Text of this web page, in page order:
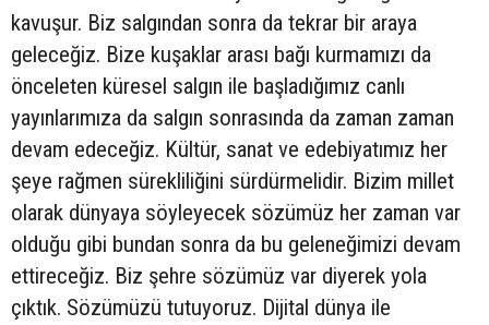
kavuşur. Biz salgından sonra da tekrar bir araya
geleceğiz. Bize kuşaklar arası bağı kurmamızı da
önceleten küresel salgın ile başladığımız canlı
yayınlarımıza da salgın sonrasında da zaman zaman
devam edeceğiz. Kültür, sanat ve edebiyatımız her
şeye rağmen sürekliliğini sürdürmelidir. Bizim millet
olarak dünyaya söyleyecek sözümüz her zaman var
olduğu gibi bundan sonra da bu geleneğimizi devam
ettireceğiz. Biz şehre sözümüz var diyerek yola
çıktık. Sözümüzü tutuyoruz. Dijital dünya ile